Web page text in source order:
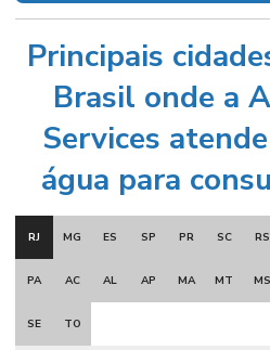
Principais
Brasil onde a
Services
água para
RJ MG ES SP PR SC RS
PA AC AL AP MA MT MS
SE TO